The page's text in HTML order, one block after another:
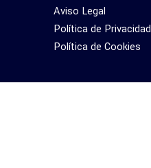
Aviso Legal
Política de Privacidad
Política de Cookies